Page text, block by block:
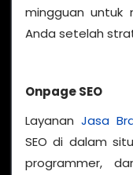
mingguan untuk
Anda setelah
Onpage SEO
LayananJasa
SEO di dalam
programmer,